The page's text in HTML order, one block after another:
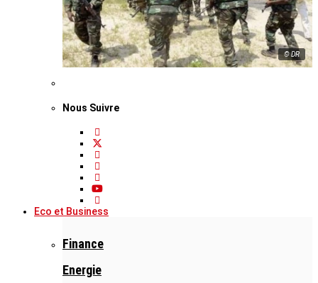
© DR
Nous Suivre
Eco et Business
Finance
Energie